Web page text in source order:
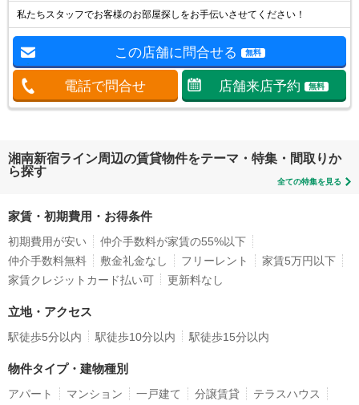
私たちスタッフでお客様のお部屋探しをお手伝いさせてください！
この店舗に問合せる 無料
電話で問合せ 店舗来店予約 無料
湘南新宿ライン周辺の賃貸物件をテーマ・特集・間取りか
ら探す
全ての特集を見る
家賃・初期費用・お得条件
初期費用が安い
仲介手数料が家賃の55%以下
仲介手数料無料
敷金礼金なし フリーレント
家賃5万円以下
家賃クレジットカード払い可
更新料なし
立地・アクセス
駅徒歩5分以内 駅徒歩10分以内 駅徒歩15分以内
物件タイプ・建物種別
アパート マンション 一戸建て 分譲賃貸
テラスハウス